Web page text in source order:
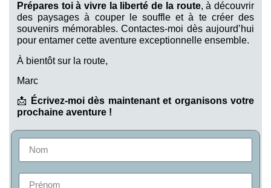
Prépares toi à vivre la liberté de la route, à découvrir
des paysages à couper le souffle et à te créer des
souvenirs mémorables. Contactes-moi dès aujourd’hui
pour entamer cette aventure exceptionnelle ensemble.
À bientôt sur la route,
Marc
📩
Écrivez-moi dès maintenant et organisons votre
prochaine aventure !